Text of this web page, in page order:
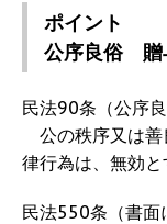
ポイント
公序良俗
民法90条（公序良
公の秩序又は善
律行為は、無効と
民法550条（書面